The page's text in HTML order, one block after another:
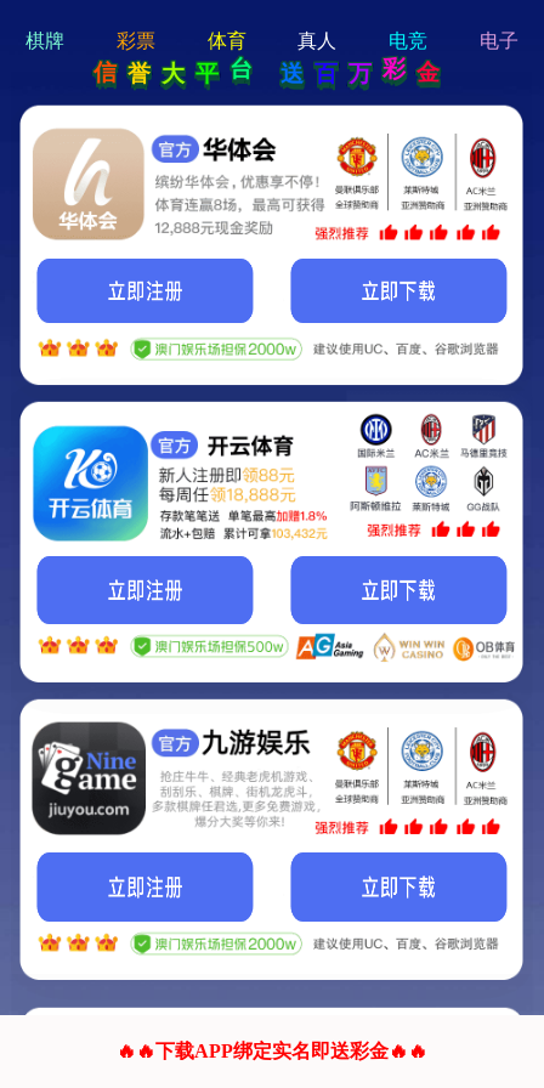
hello 宝贝
Hey Guys!
我们即将上线啦...
我们的网站正在建设.
它将是非常棒的网站.
联系我们!